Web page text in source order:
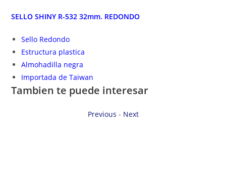
SELLO SHINY R-532 32mm. REDONDO
Sello Redondo
Estructura plastica
Almohadilla negra
Importada de Taiwan
Tambien te puede interesar
Previous - Next